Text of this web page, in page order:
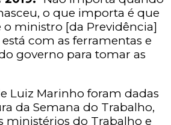
o que importa é que
o ministro [da Previdência]
com as ferramentas e
governo para tomar as
Luiz Marinho foram dadas
da Semana do Trabalho,
ministérios do Trabalho e